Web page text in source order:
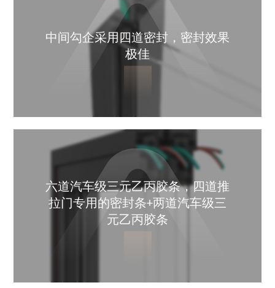
中间勾企采用四道密封，密封效果
极佳
六道汽车级三元乙丙胶条，四道推
拉门专用的密封条+两道汽车级三
元乙丙胶条